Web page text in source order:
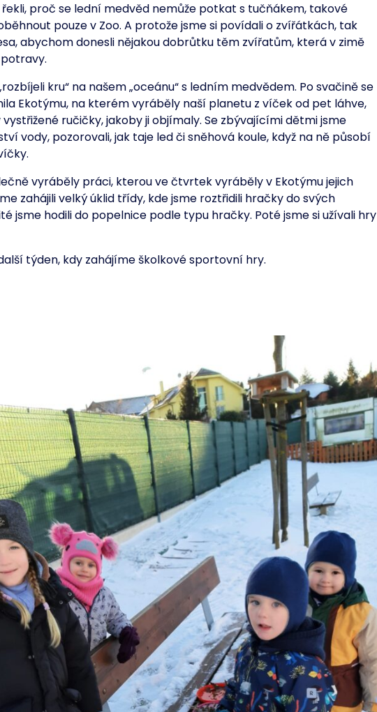
řekli, proč se lední medvěd nemůže potkat s tučňákem, takové
pouze v Zoo. A protože jsme si povídali o zvířátkách, tak
abychom donesli nějakou dobrůtku těm zvířatům, která v zimě
kru“ na našem „oceánu“ s ledním medvědem. Po svačině se
Ekotýmu, na kterém vyráběly naší planetu z víček od pet láhve,
ručičky, jakoby ji objímaly. Se zbývajícími dětmi jsme
vody, pozorovali, jak taje led či sněhová koule, když na ně působí
vyráběly práci, kterou ve čtvrtek vyráběly v Ekotýmu jejich
zahájili velký úklid třídy, kde jsme roztřidili hračky do svých
jsme hodili do popelnice podle typu hračky. Poté jsme si užívali hry
týden, kdy zahájíme školkové sportovní hry.